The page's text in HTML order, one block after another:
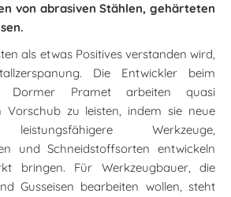
von abrasiven Stählen, gehärteten
als etwas Positives verstanden wird,
Die Entwickler beim
Dormer Pramet arbeiten quasi
zu leisten, indem sie neue
Werkzeuge,
und Schneidstoffsorten entwickeln
bringen. Für Werkzeugbauer, die
Gusseisen bearbeiten wollen, steht